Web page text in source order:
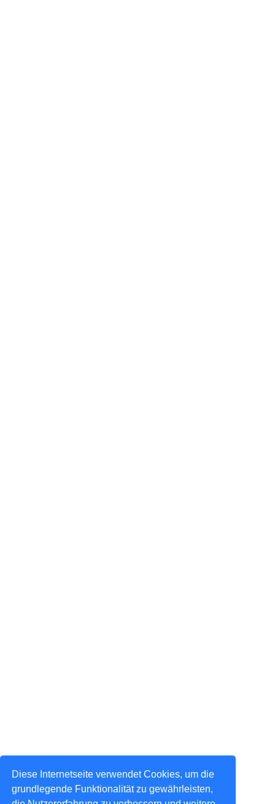
Diese Internetseite verwendet Cookies, um die
grundlegende Funktionalität zu gewährleisten,